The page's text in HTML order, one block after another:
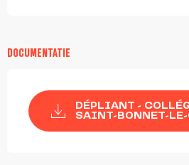
DOCUMENTATIE
DÉPLIANT -
SAINT-BONNET-LE-